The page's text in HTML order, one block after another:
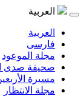
المهدي (عجّل